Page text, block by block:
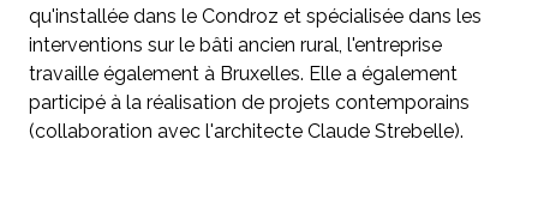
qu'installée dans le Condroz et spécialisée dans les
interventions sur le bâti ancien rural, l'entreprise
travaille également à Bruxelles. Elle a également
participé à la réalisation de projets contemporains
(collaboration avec l'architecte Claude Strebelle).